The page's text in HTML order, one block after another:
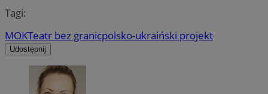
Tagi:
MOKTeatr bez granicpolsko-ukraiński projekt
Udostępnij